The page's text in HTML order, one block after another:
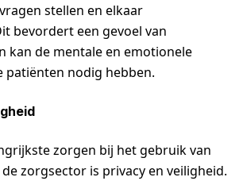
stellen en elkaar
bevordert een gevoel van
kan de mentale en emotionele
patiënten nodig hebben.
zorgen bij het gebruik van
zorgsector is privacy en veiligheid.